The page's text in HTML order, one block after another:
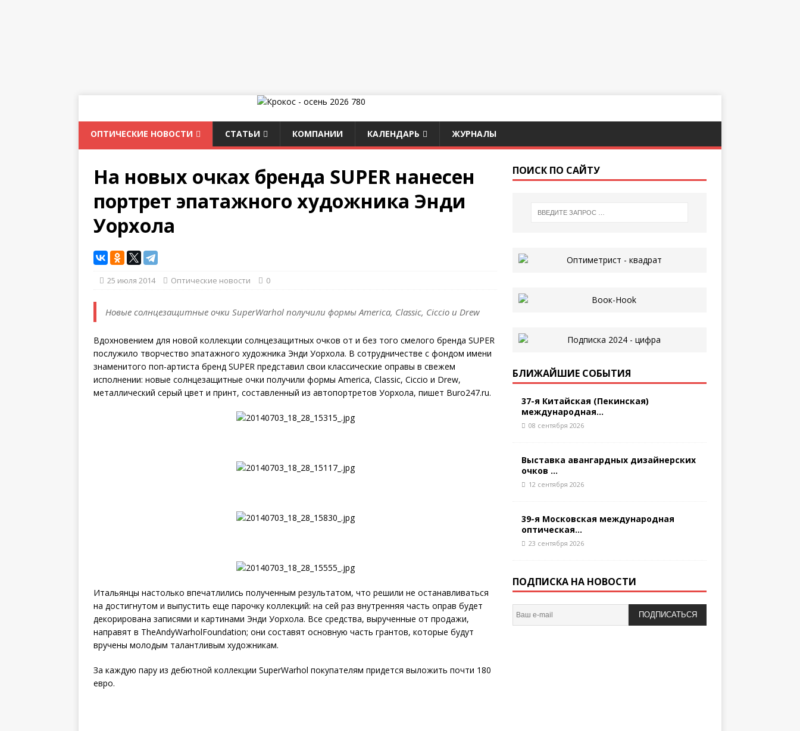
ОПТИЧЕСКИЕ НОВОСТИ СТАТЬИ КОМПАНИИ КАЛЕНДАРЬ ЖУРНАЛЫ
На новых очках бренда SUPER нанесен
портрет эпатажного художника Энди
Уорхола
25 июля 2014 Оптические новости 0
Новые солнцезащитные очки SuperWarhol получили формы America, Classic, Ciccio и Drew
Вдохновением для новой коллекции солнцезащитных очков от и без того смелого бренда SUPER
послужило творчество эпатажного художника Энди Уорхола. В сотрудничестве с фондом имени
знаменитого поп-артиста бренд SUPER представил свои классические оправы в свежем
исполнении: новые солнцезащитные очки получили формы America, Classic, Ciccio и Drew,
металлический серый цвет и принт, составленный из автопортретов Уорхола, пишет Buro247.ru.
Итальянцы настолько впечатлились полученным результатом, что решили не останавливаться
на достигнутом и выпустить еще парочку коллекций: на сей раз внутренняя часть оправ будет
декорирована записями и картинами Энди Уорхола. Все средства, вырученные от продажи,
направят в TheAndyWarholFoundation; они составят основную часть грантов, которые будут
вручены молодым талантливым художникам.
За каждую пару из дебютной коллекции SuperWarhol покупателям придется выложить почти 180
евро.
ПОИСК ПО САЙТУ
БЛИЖАЙШИЕ СОБЫТИЯ
37-я Китайская (Пекинская)
международная...
08 сентября 2026
Выставка авангардных дизайнерских
очков ...
12 сентября 2026
39-я Московская международная
оптическая...
23 сентября 2026
ПОДПИСКА НА НОВОСТИ
ПОДПИСАТЬСЯ